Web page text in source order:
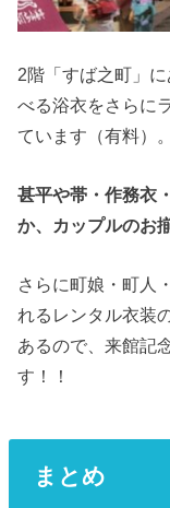
2階「すば之町」に
べる浴衣をさらに
ています（有料）。
甚平や帯・作務衣
か、カップルのお
さらに町娘・町人
れるレンタル衣装
あるので、来館記
す！！
まとめ